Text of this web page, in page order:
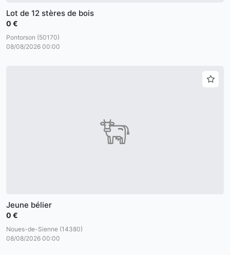
Lot de 12 stères de bois
0 €
Pontorson (50170)
08/08/2026 00:00
Jeune bélier
0 €
Noues-de-Sienne (14380)
08/08/2026 00:00